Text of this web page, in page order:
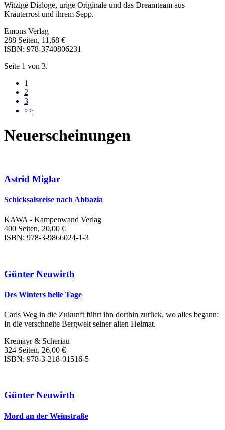
Witzige Dialoge, urige Originale und das Dreamteam aus
Kräuterrosi und ihrem Sepp.
Emons Verlag
288 Seiten, 11,68 €
ISBN: 978-3740806231
Seite 1 von 3.
1
2
3
>>
Neuerscheinungen
Astrid Miglar
Schicksalsreise nach Abbazia
KAWA - Kampenwand Verlag
400 Seiten, 20,00 €
ISBN: 978-3-9866024-1-3
Günter Neuwirth
Des Winters helle Tage
Carls Weg in die Zukunft führt ihn dorthin zurück, wo alles begann:
In die verschneite Bergwelt seiner alten Heimat.
Kremayr & Scheriau
324 Seiten, 26,00 €
ISBN: 978-3-218-01516-5
Günter Neuwirth
Mord an der Weinstraße